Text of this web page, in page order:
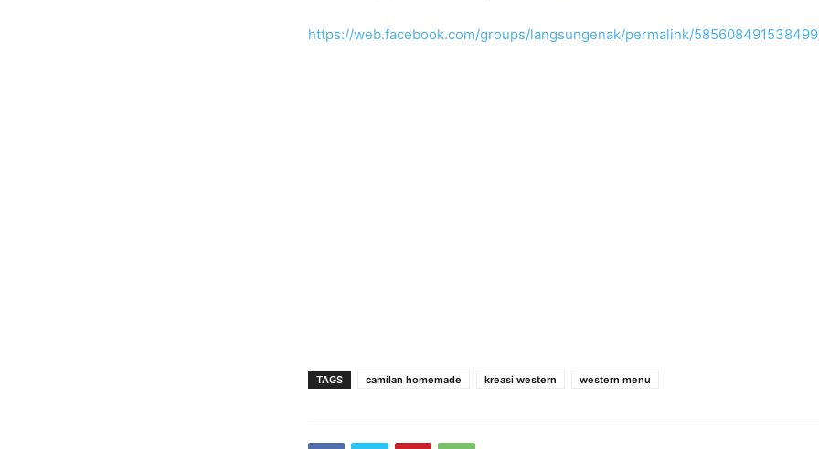
https://web.facebook.com/groups/langsungenak/permalink/
TAGS camilan homemade kreasi western western menu